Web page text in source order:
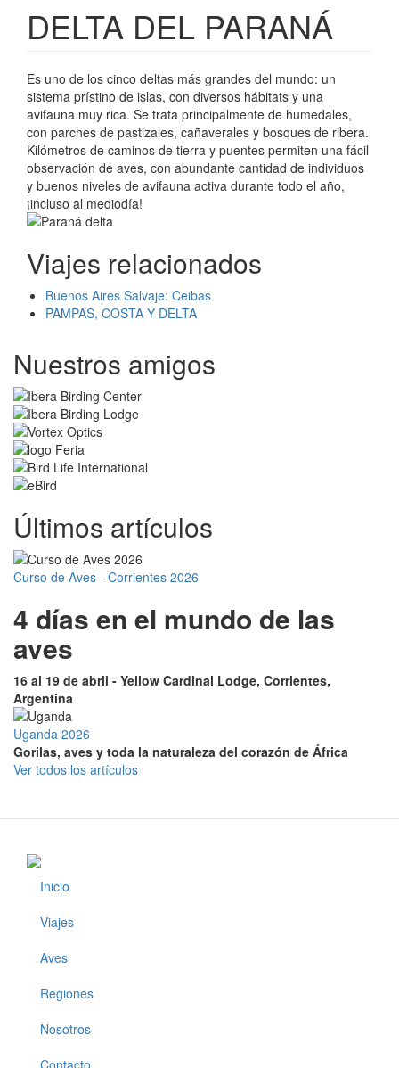
DELTA DEL PARANÁ
Es uno de los cinco deltas más grandes del mundo: un
sistema prístino de islas, con diversos hábitats y una
avifauna muy rica. Se trata principalmente de humedales,
con parches de pastizales, cañaverales y bosques de ribera.
Kilómetros de caminos de tierra y puentes permiten una fácil
observación de aves, con abundante cantidad de individuos
y buenos niveles de avifauna activa durante todo el año,
¡incluso al mediodía!
Viajes relacionados
Buenos Aires Salvaje: Ceibas
PAMPAS, COSTA Y DELTA
Nuestros amigos
Últimos artículos
Curso de Aves - Corrientes 2026
4 días en el mundo de las
aves
16 al 19 de abril - Yellow Cardinal Lodge, Corrientes,
Argentina
Uganda 2026
Gorilas, aves y toda la naturaleza del corazón de África
Ver todos los artículos
Footer
Inicio
Viajes
Aves
Regiones
Nosotros